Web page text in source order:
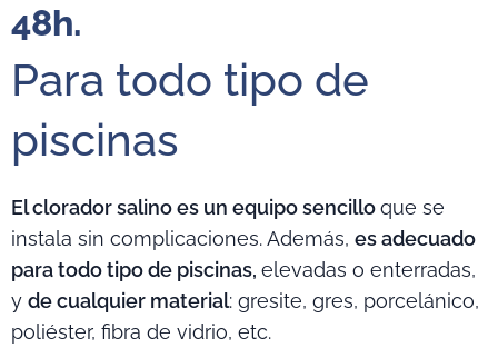
48h.
Para todo tipo de
piscinas
El clorador salino es un equipo sencilloque se
instala sin complicaciones. Además, es adecuado
para todo tipo de piscinas, elevadas o enterradas,
y de cualquier material: gresite, gres, porcelánico,
poliéster, fibra de vidrio, etc.